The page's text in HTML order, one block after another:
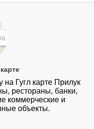
Гугл карте Прилук
рестораны, банки,
коммерческие и
объекты.